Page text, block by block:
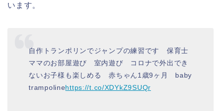
います。
自作トランポリンでジャンプの練習です 保育士
ママのお部屋遊び 室内遊び コロナで外出でき
ないお子様も楽しめる 赤ちゃん1歳9ヶ月 baby
trampolinehttps://t.co/XDYkZ9SUQr